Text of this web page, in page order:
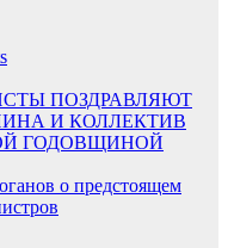
ПОЗДРАВЛЯЮТ
И КОЛЛЕКТИВ
ГОДОВЩИНОЙ
о предстоящем